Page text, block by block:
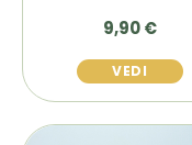
9,90 €
VEDI